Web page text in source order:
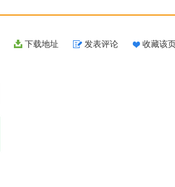
下载地址 发表评论 收藏该页